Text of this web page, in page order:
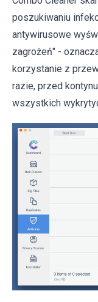
poszukiwaniu
antywirusowe
zagrożeń" -
korzystanie z
razie, przed
wszystkich